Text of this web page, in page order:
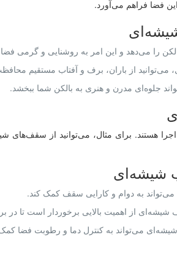
فضا فراهم می‌آورد.
را می‌دهد و این امر به روشنایی و گرمی
از باران، برف و آفتاب مستقیم محافظت
جلوه‌ای مدرن و هنری به بالکن شما ببخشد.
برای مثال، می‌توانید از سقف‌های
شیشه‌ای
به دوام و کارایی سقف کمک کند.
شیشه‌ای از اهمیت بالایی برخوردار است تا در
می‌تواند به کنترل دما و رطوبت فضا